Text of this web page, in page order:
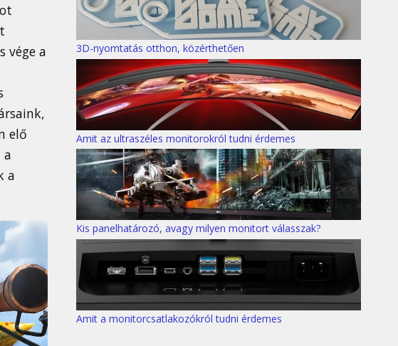
vége a
elő
a
a
3D-nyomtatás otthon, közérthetően
Amit az ultraszéles monitorokról tudni érdemes
Kis panelhatározó, avagy milyen monitort válasszak?
Amit a monitorcsatlakozókról tudni érdemes